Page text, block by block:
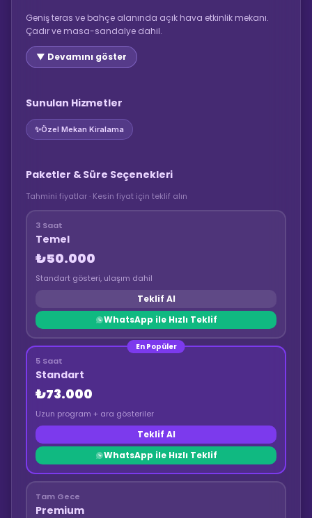
Geniş teras ve bahçe alanında açık hava etkinlik mekanı.
Çadır ve masa-sandalye dahil.
▼ Devamını göster
Sunulan Hizmetler
✨Özel Mekan Kiralama
Paketler & Süre Seçenekleri
Tahmini fiyatlar · Kesin fiyat için teklif alın
3 Saat
Temel
₺50.000
Standart gösteri, ulaşım dahil
Teklif Al
WhatsApp ile Hızlı Teklif
En Popüler
5 Saat
Standart
₺73.000
Uzun program + ara gösteriler
Teklif Al
WhatsApp ile Hızlı Teklif
Tam Gece
Premium